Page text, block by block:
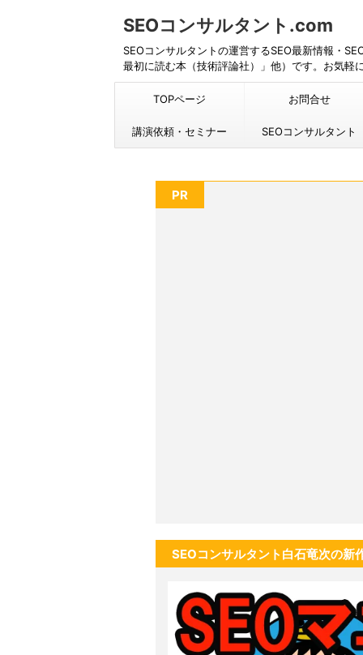
SEOコンサルタント.com
SEOコンサルタントの運営するSEO最新情報・
最初に読む本（技術評論社）」他）です。お気軽
TOPページ お問合せ
講演依頼・セミナー SEOコンサルタント
PR
SEOコンサルタント白石竜次の新